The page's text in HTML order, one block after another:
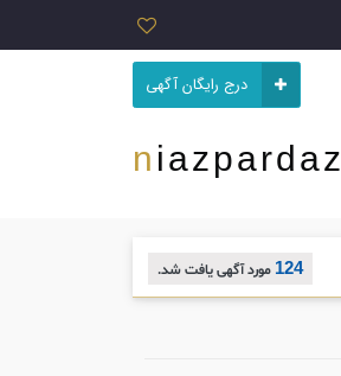
درج رایگان آگهی
niazpardaz
124 مورد آگهی یافت شد.